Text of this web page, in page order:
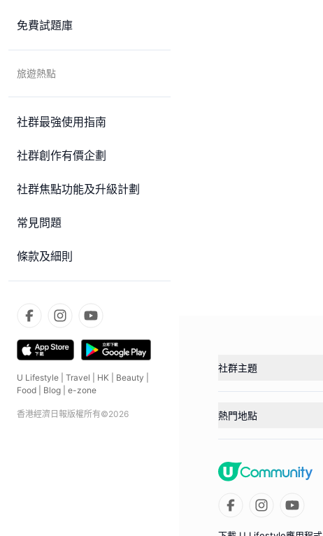
免費試題庫
旅遊熱點
社群最強使用指南
社群創作有價企劃
社群焦點功能及升級計劃
常見問題
條款及細則
U Lifestyle Travel HK Beauty
Food
Blog e-zone
香港經濟日報版權所有©2026
社群主題
熱門地點